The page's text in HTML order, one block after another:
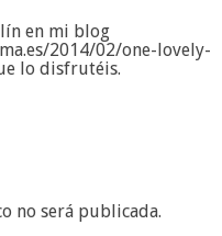
en mi blog
2014/02/one-lovely-
lo disfrutéis.
no será publicada.